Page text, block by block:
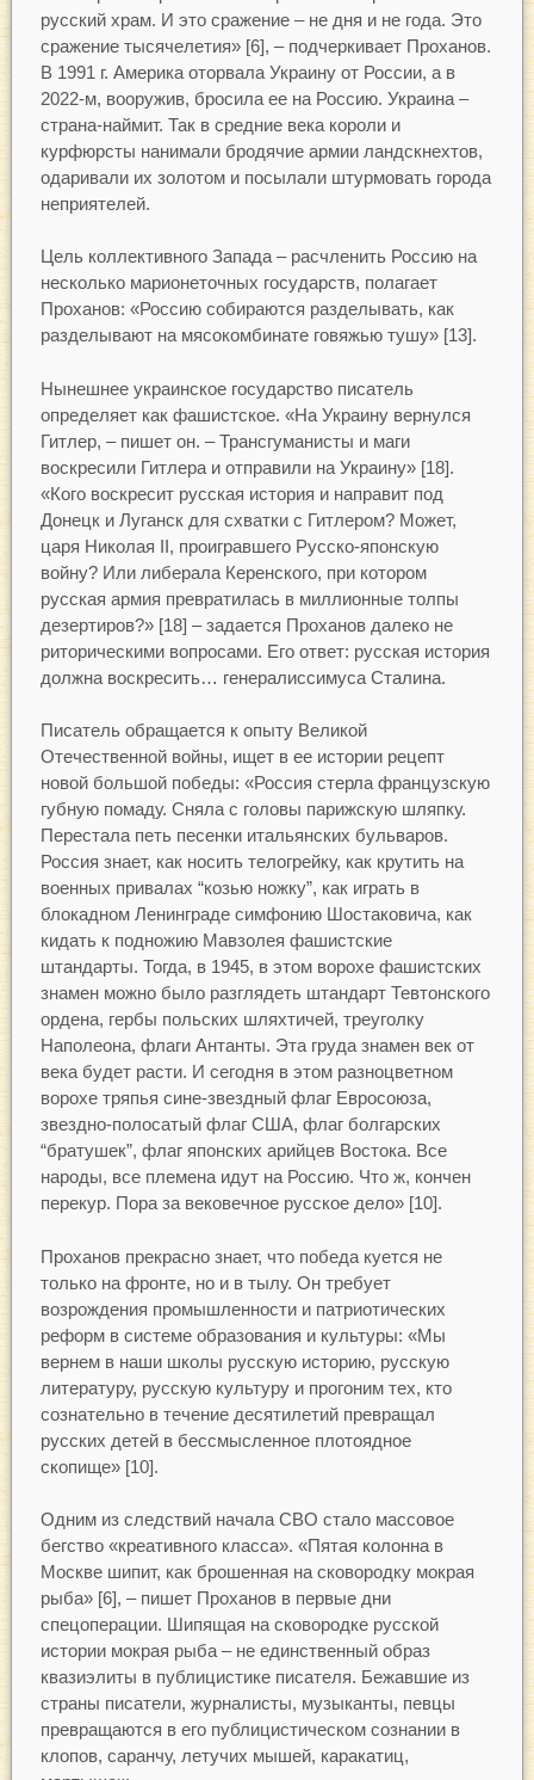
русский храм. И это сражение – не дня и не года. Это
сражение тысячелетия» [6], – подчеркивает Проханов.
В 1991 г. Америка оторвала Украину от России, а в
2022-м, вооружив, бросила ее на Россию. Украина –
страна-наймит. Так в средние века короли и
курфюрсты нанимали бродячие армии ландскнехтов,
одаривали их золотом и посылали штурмовать города
неприятелей.
Цель коллективного Запада – расчленить Россию на
несколько марионеточных государств, полагает
Проханов: «Россию собираются разделывать, как
разделывают на мясокомбинате говяжью тушу» [13].
Нынешнее украинское государство писатель
определяет как фашистское. «На Украину вернулся
Гитлер, – пишет он. – Трансгуманисты и маги
воскресили Гитлера и отправили на Украину» [18].
«Кого воскресит русская история и направит под
Донецк и Луганск для схватки с Гитлером? Может,
царя Николая II, проигравшего Русско-японскую
войну? Или либерала Керенского, при котором
русская армия превратилась в миллионные толпы
дезертиров?» [18] – задается Проханов далеко не
риторическими вопросами. Его ответ: русская история
должна воскресить… генералиссимуса Сталина.
Писатель обращается к опыту Великой
Отечественной войны, ищет в ее истории рецепт
новой большой победы: «Россия стерла французскую
губную помаду. Сняла с головы парижскую шляпку.
Перестала петь песенки итальянских бульваров.
Россия знает, как носить телогрейку, как крутить на
военных привалах “козью ножку”, как играть в
блокадном Ленинграде симфонию Шостаковича, как
кидать к подножию Мавзолея фашистские
штандарты. Тогда, в 1945, в этом ворохе фашистских
знамен можно было разглядеть штандарт Тевтонского
ордена, гербы польских шляхтичей, треуголку
Наполеона, флаги Антанты. Эта груда знамен век от
века будет расти. И сегодня в этом разноцветном
ворохе тряпья сине-звездный флаг Евросоюза,
звездно-полосатый флаг США, флаг болгарских
“братушек”, флаг японских арийцев Востока. Все
народы, все племена идут на Россию. Что ж, кончен
перекур. Пора за вековечное русское дело» [10].
Проханов прекрасно знает, что победа куется не
только на фронте, но и в тылу. Он требует
возрождения промышленности и патриотических
реформ в системе образования и культуры: «Мы
вернем в наши школы русскую историю, русскую
литературу, русскую культуру и прогоним тех, кто
сознательно в течение десятилетий превращал
русских детей в бессмысленное плотоядное
скопище» [10].
Одним из следствий начала СВО стало массовое
бегство «креативного класса». «Пятая колонна в
Москве шипит, как брошенная на сковородку мокрая
рыба» [6], – пишет Проханов в первые дни
спецоперации. Шипящая на сковородке русской
истории мокрая рыба – не единственный образ
квазиэлиты в публицистике писателя. Бежавшие из
страны писатели, журналисты, музыканты, певцы
превращаются в его публицистическом сознании в
клопов, саранчу, летучих мышей, каракатиц,